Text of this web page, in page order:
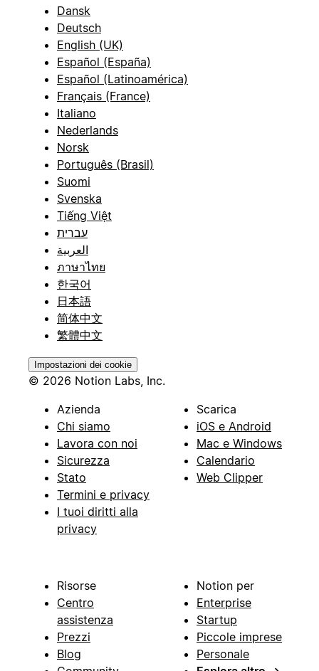
Dansk
Deutsch
English (UK)
Español (España)
Español (Latinoamérica)
Français (France)
Italiano
Nederlands
Norsk
Português (Brasil)
Suomi
Svenska
Tiếng Việt
עברית
العربية
ภาษาไทย
한국어
日本語
简体中文
繁體中文
Impostazioni dei cookie
© 2026 Notion Labs, Inc.
Azienda
Chi siamo
Lavora con noi
Sicurezza
Stato
Termini e privacy
I tuoi diritti alla
privacy
Scarica
iOS e Android
Mac e Windows
Calendario
Web Clipper
Risorse
Centro
assistenza
Prezzi
Blog
Notion per
Enterprise
Startup
Piccole imprese
Personale